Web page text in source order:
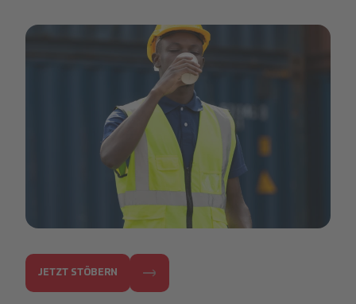
JETZT STÖBERN